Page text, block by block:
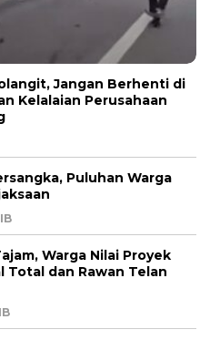
Jangan Berhenti di
Kelalaian Perusahaan
Puluhan Warga
Warga Nilai Proyek
Total dan Rawan Telan